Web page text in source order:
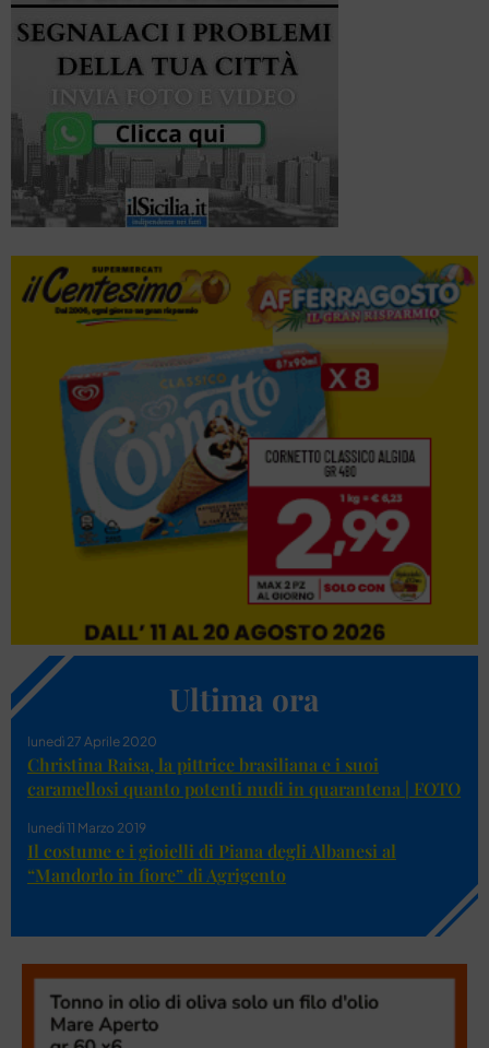
Ultima ora
lunedì 27 Aprile 2020
Christina Raisa, la pittrice brasiliana e i suoi
caramellosi quanto potenti nudi in quarantena | FOTO
lunedì 11 Marzo 2019
Il costume e i gioielli di Piana degli Albanesi al
“Mandorlo in fiore” di Agrigento